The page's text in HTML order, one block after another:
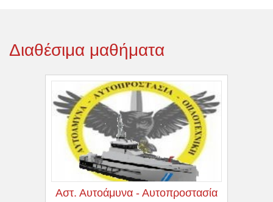
Διαθέσιμα μαθήματα
Αστ. Αυτοάμυνα - Αυτοπροστασία